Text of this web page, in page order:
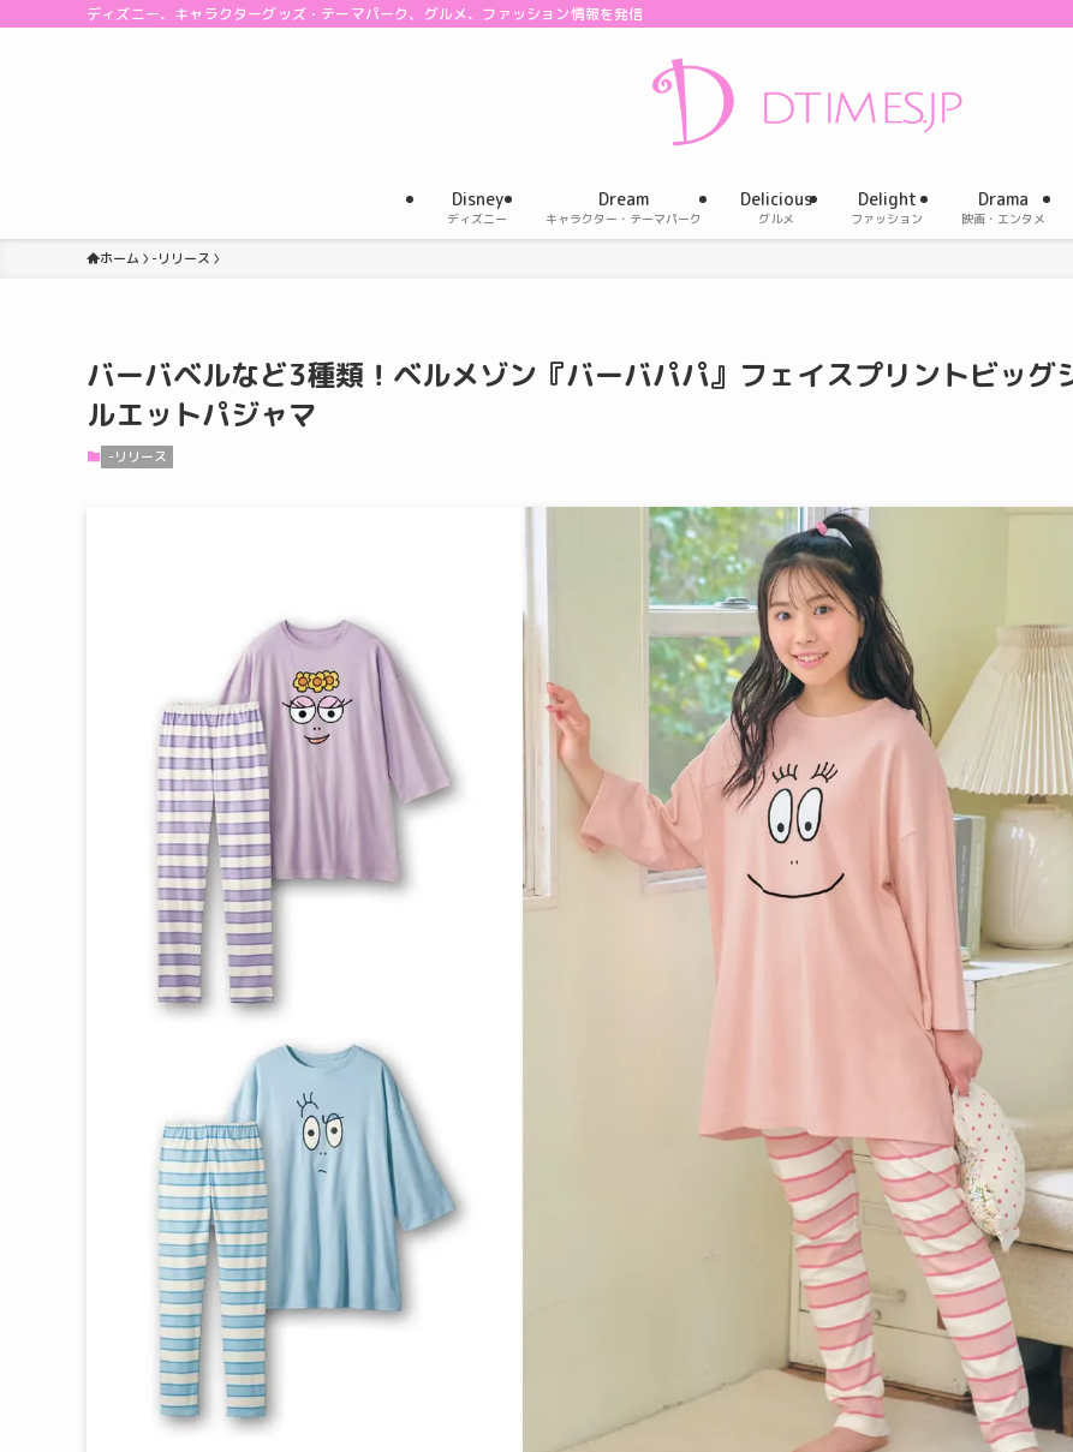
ディズニー、キャラクターグッズ・テーマパーク、グルメ、ファッション情報を発信
Disney
ディズニー
Dream
キャラクター・テーマパーク
Delicious
グルメ
Delight
ファッション
Drama
映画・エンタメ
ホーム -リリース
バーバベルなど3種類！ベルメゾン『バーバパパ』フェイスプリントビッグ
ルエットパジャマ
-リリース